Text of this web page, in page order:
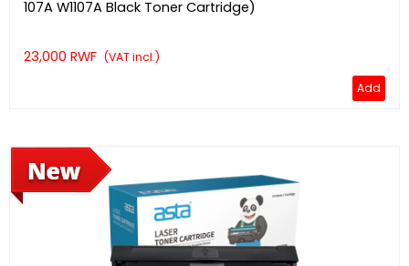
107A W1107A Black Toner Cartridge)
23,000 RWF (VAT incl.)
Add